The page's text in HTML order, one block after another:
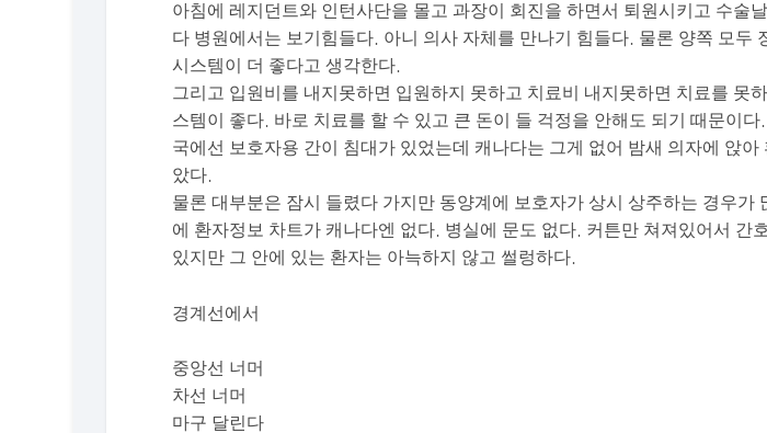
아침에 레지던트와 인턴사단을 몰고 과장이 회진을 하면서 퇴원시키고 수술
다 병원에서는 보기힘들다. 아니 의사 자체를 만나기 힘들다. 물론 양쪽 모두
시스템이 더 좋다고 생각한다.
그리고 입원비를 내지못하면 입원하지 못하고 치료비 내지못하면 치료를 못
스템이 좋다. 바로 치료를 할 수 있고 큰 돈이 들 걱정을 안해도 되기 때문이
국에선 보호자용 간이 침대가 있었는데 캐나다는 그게 없어 밤새 의자에 앉아
았다.
물론 대부분은 잠시 들렸다 가지만 동양계에 보호자가 상시 상주하는 경우가
에 환자정보 차트가 캐나다엔 없다. 병실에 문도 없다. 커튼만 쳐져있어서 간
있지만 그 안에 있는 환자는 아늑하지 않고 썰렁하다.
경계선에서
중앙선 너머
차선 너머
마구 달린다